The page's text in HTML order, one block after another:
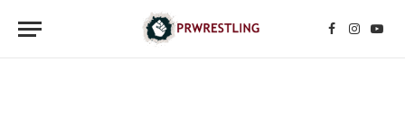
Facebook